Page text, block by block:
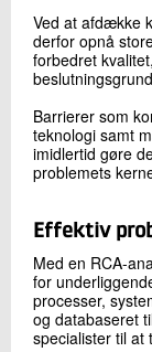
Ved at afdække
derfor opnå
forbedret
Barrierer som
teknologi samt
imidlertid gøre
problemets
Effektiv
Med en RCA-
for
processer,
og databaseret
specialister til at